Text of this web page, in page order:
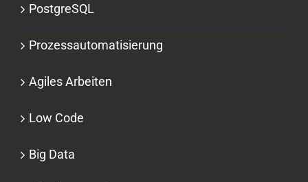
PostgreSQL
Prozessauto­matisierung
Agiles Arbeiten
Low Code
Big Data